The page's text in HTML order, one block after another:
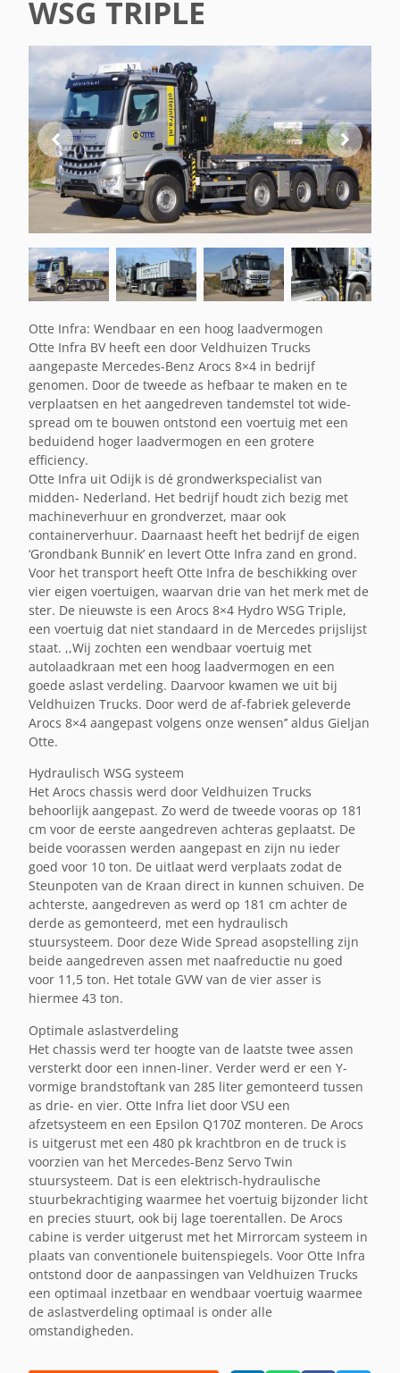
WSG TRIPLE
Otte Infra: Wendbaar en een hoog laadvermogen
Otte Infra BV heeft een door Veldhuizen Trucks
aangepaste Mercedes-Benz Arocs 8×4 in bedrijf
genomen. Door de tweede as hefbaar te maken en te
verplaatsen en het aangedreven tandemstel tot wide-
spread om te bouwen ontstond een voertuig met een
beduidend hoger laadvermogen en een grotere
efficiency.
Otte Infra uit Odijk is dé grondwerkspecialist van
midden- Nederland. Het bedrijf houdt zich bezig met
machineverhuur en grondverzet, maar ook
containerverhuur. Daarnaast heeft het bedrijf de eigen
‘Grondbank Bunnik’ en levert Otte Infra zand en grond.
Voor het transport heeft Otte Infra de beschikking over
vier eigen voertuigen, waarvan drie van het merk met de
ster. De nieuwste is een Arocs 8×4 Hydro WSG Triple,
een voertuig dat niet standaard in de Mercedes prijslijst
staat. ,,Wij zochten een wendbaar voertuig met
autolaadkraan met een hoog laadvermogen en een
goede aslast verdeling. Daarvoor kwamen we uit bij
Veldhuizen Trucks. Door werd de af-fabriek geleverde
Arocs 8×4 aangepast volgens onze wensen’’ aldus Gieljan
Otte.
Hydraulisch WSG systeem
Het Arocs chassis werd door Veldhuizen Trucks
behoorlijk aangepast. Zo werd de tweede vooras op 181
cm voor de eerste aangedreven achteras geplaatst. De
beide voorassen werden aangepast en zijn nu ieder
goed voor 10 ton. De uitlaat werd verplaats zodat de
Steunpoten van de Kraan direct in kunnen schuiven. De
achterste, aangedreven as werd op 181 cm achter de
derde as gemonteerd, met een hydraulisch
stuursysteem. Door deze Wide Spread asopstelling zijn
beide aangedreven assen met naafreductie nu goed
voor 11,5 ton. Het totale GVW van de vier asser is
hiermee 43 ton.
Optimale aslastverdeling
Het chassis werd ter hoogte van de laatste twee assen
versterkt door een innen-liner. Verder werd er een Y-
vormige brandstoftank van 285 liter gemonteerd tussen
as drie- en vier. Otte Infra liet door VSU een
afzetsysteem en een Epsilon Q170Z monteren. De Arocs
is uitgerust met een 480 pk krachtbron en de truck is
voorzien van het Mercedes-Benz Servo Twin
stuursysteem. Dat is een elektrisch-hydraulische
stuurbekrachtiging waarmee het voertuig bijzonder licht
en precies stuurt, ook bij lage toerentallen. De Arocs
cabine is verder uitgerust met het Mirrorcam systeem in
plaats van conventionele buitenspiegels. Voor Otte Infra
ontstond door de aanpassingen van Veldhuizen Trucks
een optimaal inzetbaar en wendbaar voertuig waarmee
de aslastverdeling optimaal is onder alle
omstandigheden.